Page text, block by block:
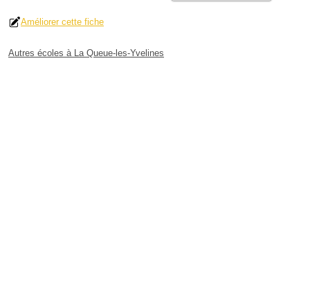
Améliorer cette fiche
Autres écoles à La Queue-les-Yvelines